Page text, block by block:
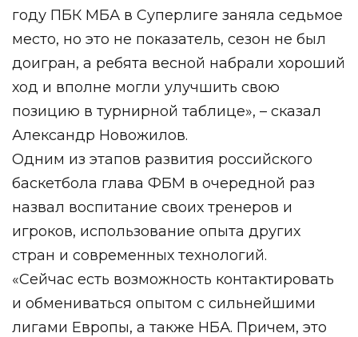
году ПБК МБА в Суперлиге заняла седьмое
место, но это не показатель, сезон не был
доигран, а ребята весной набрали хороший
ход и вполне могли улучшить свою
позицию в турнирной таблице», – сказал
Александр Новожилов.
Одним из этапов развития российского
баскетбола глава ФБМ в очередной раз
назвал воспитание своих тренеров и
игроков, использование опыта других
стран и современных технологий.
«Сейчас есть возможность контактировать
и обмениваться опытом с сильнейшими
лигами Европы, а также НБА. Причем, это